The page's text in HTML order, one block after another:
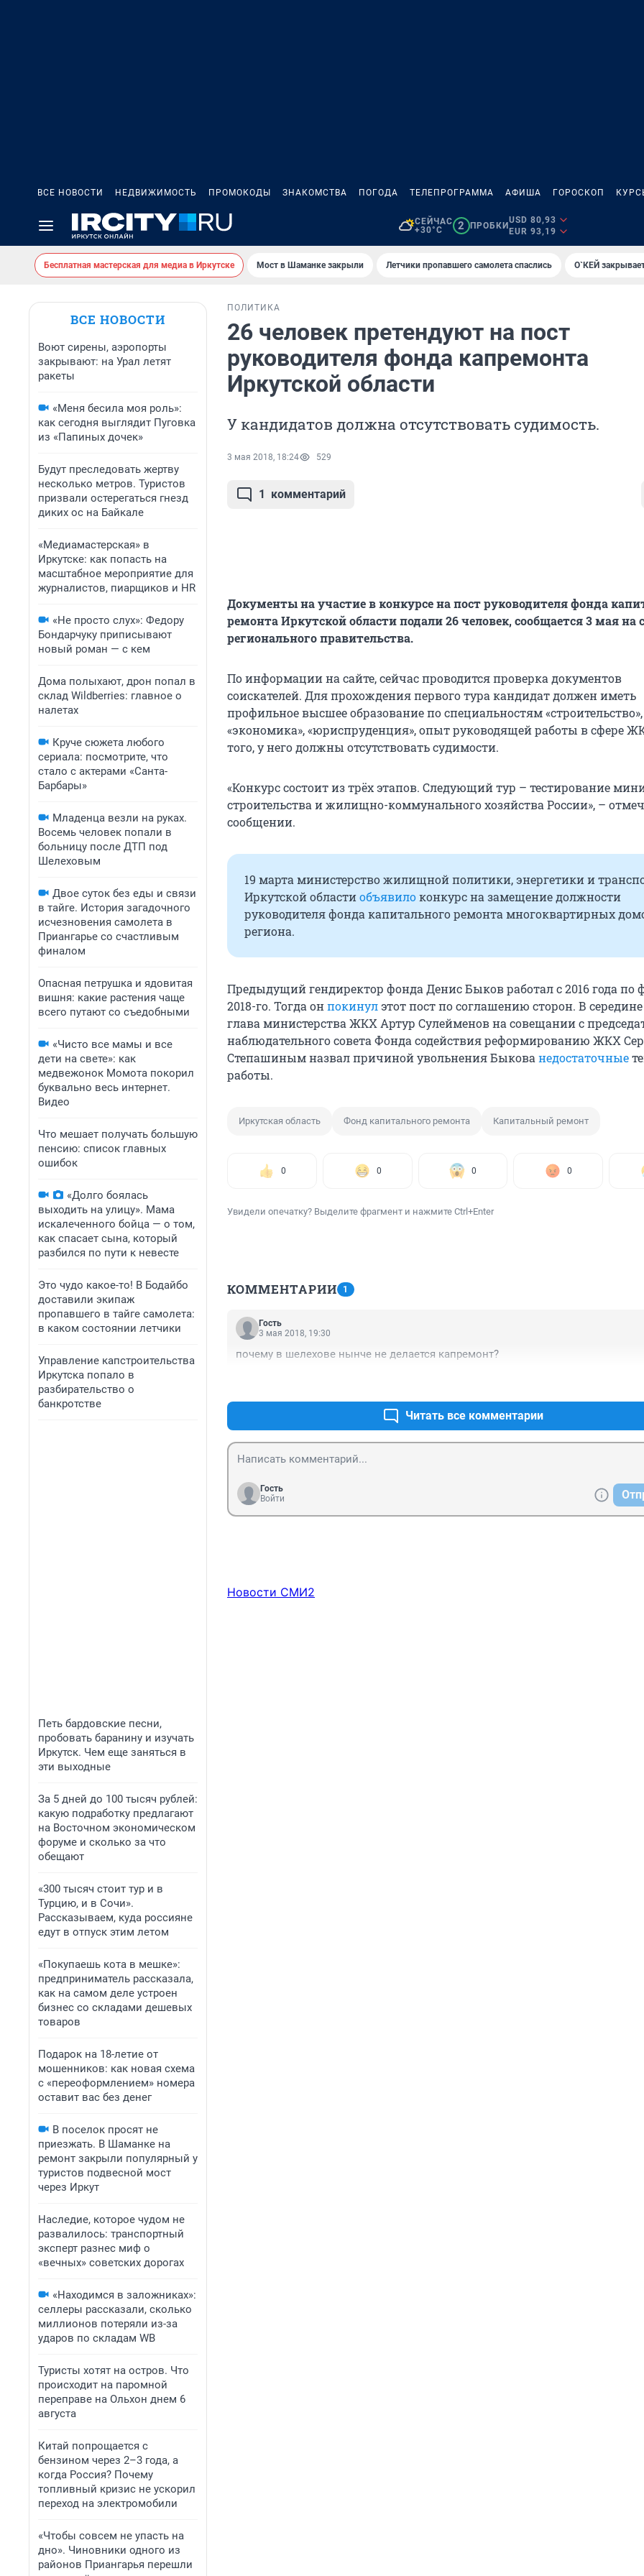
ВСЕ НОВОСТИ НЕДВИЖИМОСТЬ ПРОМОКОДЫ ЗНАКОМСТВА ПОГОДА ТЕЛЕПРОГРАММА АФИША ГОРОСКОП
СЕЙЧАС
+30°C
2 ПРОБКИ
USD 80,93
EUR 93,19
Бесплатная мастерская для медиа в Иркутске Мост в Шаманке закрыли Летчики пропавшего самолета спаслись О`КЕЙ
ВСЕ НОВОСТИ
Воют сирены, аэропорты
закрывают: на Урал летят
ракеты
«Меня бесила моя роль»:
как сегодня выглядит Пуговка
из «Папиных дочек»
Будут преследовать жертву
несколько метров. Туристов
призвали остерегаться гнезд
диких ос на Байкале
«Медиамастерская» в
Иркутске: как попасть на
масштабное мероприятие для
журналистов, пиарщиков и HR
«Не просто слух»: Федору
Бондарчуку приписывают
новый роман — с кем
Дома полыхают, дрон попал в
склад Wildberries: главное о
налетах
Круче сюжета любого
сериала: посмотрите, что
стало с актерами «Санта-
Барбары»
Младенца везли на руках.
Восемь человек попали в
больницу после ДТП под
Шелеховым
Двое суток без еды и связи
в тайге. История загадочного
исчезновения самолета в
Приангарье со счастливым
финалом
Опасная петрушка и ядовитая
вишня: какие растения чаще
всего путают со съедобными
«Чисто все мамы и все
дети на свете»: как
медвежонок Момота покорил
буквально весь интернет.
Видео
Что мешает получать большую
пенсию: список главных
ошибок
«Долго боялась
выходить на улицу». Мама
искалеченного бойца — о том,
как спасает сына, который
разбился по пути к невесте
Это чудо какое-то! В Бодайбо
доставили экипаж
пропавшего в тайге самолета:
в каком состоянии летчики
Управление капстроительства
Иркутска попало в
разбирательство о
банкротстве
Петь бардовские песни,
пробовать баранину и изучать
Иркутск. Чем еще заняться в
эти выходные
За 5 дней до 100 тысяч рублей:
какую подработку предлагают
на Восточном экономическом
форуме и сколько за что
обещают
«300 тысяч стоит тур и в
Турцию, и в Сочи».
Рассказываем, куда россияне
едут в отпуск этим летом
«Покупаешь кота в мешке»:
предприниматель рассказала,
как на самом деле устроен
бизнес со складами дешевых
товаров
Подарок на 18-летие от
мошенников: как новая схема
с «переоформлением» номера
оставит вас без денег
В поселок просят не
приезжать. В Шаманке на
ремонт закрыли популярный у
туристов подвесной мост
через Иркут
Наследие, которое чудом не
развалилось: транспортный
эксперт разнес миф о
«вечных» советских дорогах
«Находимся в заложниках»:
селлеры рассказали, сколько
миллионов потеряли из-за
ударов по складам WB
Туристы хотят на остров. Что
происходит на паромной
переправе на Ольхон днем 6
августа
Китай попрощается с
бензином через 2–3 года, а
когда Россия? Почему
топливный кризис не ускорил
переход на электромобили
«Чтобы совсем не упасть на
дно». Чиновники одного из
районов Приангарья перешли
ПОЛИТИКА
26 человек претендуют на пост
руководителя фонда капремонта
Иркутской области
У кандидатов должна отсутствовать судимость.
3 мая 2018, 18:24 529
1 комментарий
Документы на участие в конкурсе на пост руководителя фонда
ремонта Иркутской области подали 26 человек, сообщается 3 мая на
регионального правительства.
По информации на сайте, сейчас проводится проверка документов
соискателей. Для прохождения первого тура кандидат должен иметь
профильное высшее образование по специальностям «строительство»,
«экономика», «юриспруденция», опыт руководящей работы в сфере
того, у него должны отсутствовать судимости.
«Конкурс состоит из трёх этапов. Следующий тур – тестирование
строительства и жилищно-коммунального хозяйства России», –
сообщении.
19 марта министерство жилищной политики, энергетики и
Иркутской областиобъявилоконкурс на замещение должности
руководителя фонда капитального ремонта многоквартирных
региона.
Предыдущий гендиректор фонда Денис Быков работал с 2016 года по
2018-го. Тогда онпокинулэтот пост по соглашению сторон. В
глава министерства ЖКХ Артур Сулейменов на совещании с
наблюдательного совета Фонда содействия реформированию ЖКХ
Степашиным назвал причиной увольнения Быкова недостаточные
работы.
Иркутская область Фонд капитального ремонта Капитальный ремонт
0 0 0 0
Увидели опечатку? Выделите фрагмент и нажмите Ctrl+Enter
КОММЕНТАРИИ 1
Гость
3 мая 2018, 19:30
почему в шелехове нынче не делается капремонт?
Читать все комментарии
Гость
Войти
Новости СМИ2